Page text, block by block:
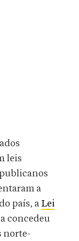
leis
a
país, a Lei
concedeu
norte-